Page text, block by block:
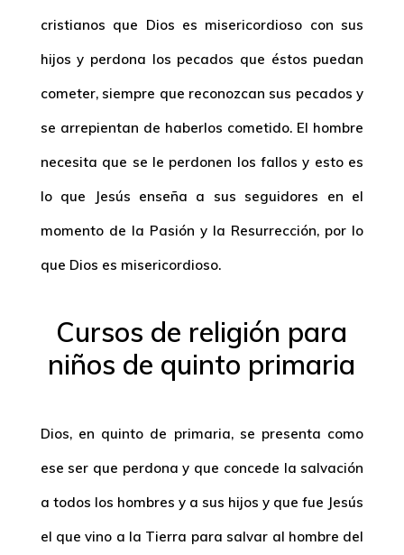
cristianos que Dios es misericordioso con sus
hijos y perdona los pecados que éstos puedan
cometer, siempre que reconozcan sus pecados y
se arrepientan de haberlos cometido. El hombre
necesita que se le perdonen los fallos y esto es
lo que Jesús enseña a sus seguidores en el
momento de la Pasión y la Resurrección, por lo
que Dios es misericordioso.
Cursos de religión para
niños de quinto primaria
Dios, en quinto de primaria, se presenta como
ese ser que perdona y que concede la salvación
a todos los hombres y a sus hijos y que fue Jesús
el que vino a la Tierra para salvar al hombre del